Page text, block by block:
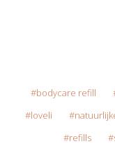
bodycare refill
loveli
refills